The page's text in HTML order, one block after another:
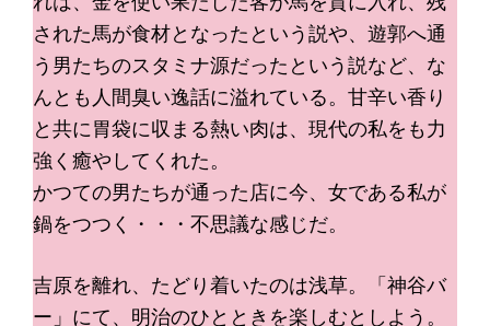
された馬が食材となったという説や、遊郭へ通
う男たちのスタミナ源だったという説など、な
んとも人間臭い逸話に溢れている。甘辛い香り
と共に胃袋に収まる熱い肉は、現代の私をも力
強く癒やしてくれた。
かつての男たちが通った店に今、女である私が
鍋をつつく・・・不思議な感じだ。
吉原を離れ、たどり着いたのは浅草。「神谷バ
ー」にて、明治のひとときを楽しむとしよう。